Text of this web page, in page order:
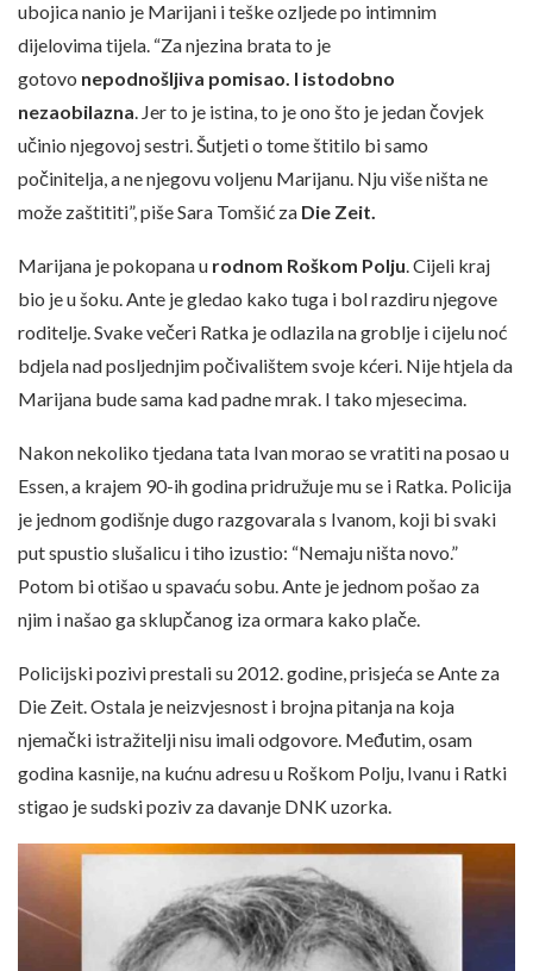
ubojica nanio je Marijani i teške ozljede po intimnim
dijelovima tijela. “Za njezina brata to je
gotovo nepodnošljiva pomisao. I istodobno
nezaobilazna . Jer to je istina, to je ono što je jedan čovjek
učinio njegovoj sestri. Šutjeti o tome štitilo bi samo
počinitelja, a ne njegovu voljenu Marijanu. Nju više ništa ne
može zaštititi”, piše Sara Tomšić za Die Zeit.
Marijana je pokopana u rodnom Roškom Polju . Cijeli kraj
bio je u šoku. Ante je gledao kako tuga i bol razdiru njegove
roditelje. Svake večeri Ratka je odlazila na groblje i cijelu noć
bdjela nad posljednjim počivalištem svoje kćeri. Nije htjela da
Marijana bude sama kad padne mrak. I tako mjesecima.
Nakon nekoliko tjedana tata Ivan morao se vratiti na posao u
Essen, a krajem 90-ih godina pridružuje mu se i Ratka. Policija
je jednom godišnje dugo razgovarala s Ivanom, koji bi svaki
put spustio slušalicu i tiho izustio: “Nemaju ništa novo.”
Potom bi otišao u spavaću sobu. Ante je jednom pošao za
njim i našao ga sklupčanog iza ormara kako plače.
Policijski pozivi prestali su 2012. godine, prisjeća se Ante za
Die Zeit. Ostala je neizvjesnost i brojna pitanja na koja
njemački istražitelji nisu imali odgovore. Međutim, osam
godina kasnije, na kućnu adresu u Roškom Polju, Ivanu i Ratki
stigao je sudski poziv za davanje DNK uzorka.